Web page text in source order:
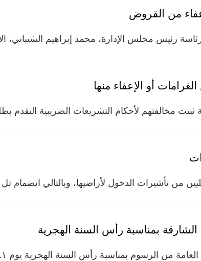
من القروض
مجلس الإدارة، محمد إبراهيم الشيباني،
أو الإعفاء منها
مخالفتهم لأحكام التشريعات الضريبية التقدم
من تأشيرات الدخول لأراضيها، وبالتالي انضمام
بمناسبة رأس السنة الهجرية
بمناسبة رأس السنة الهجرية يوم 1١ محرم وما يوافقه من